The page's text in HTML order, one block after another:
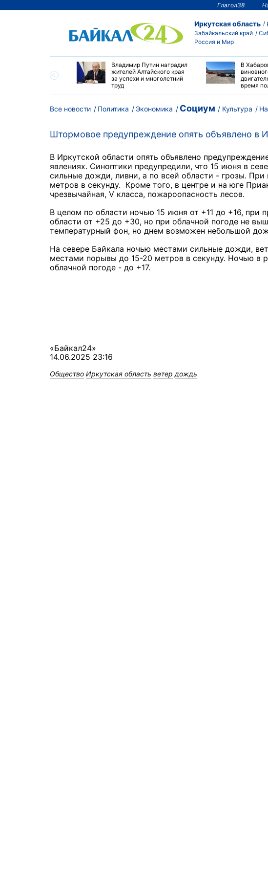
Глагол38
Иркутская область
Забайкальский край
Россия и Мир
Байкале - новая
Владимир Путин наградил
жителей Алтайского края
за успехи и многолетний
труд
В
время
Все новости Политика Экономика Социум Культура
Штормовое предупреждение опять объявлено в
В Иркутской области опять объявлено
явлениях. Синоптики предупредили, что 15 июня в
сильные дожди, ливни, а по всей области - грозы. При
метров в секунду. Кроме того, в центре и на юге
чрезвычайная, V класса, пожароопасность лесов.
В целом по области ночью 15 июня от +11 до +16, при
области от +25 до +30, но при облачной погоде не
температурный фон, но днем возможен небольшой
На севере Байкала ночью местами сильные дожди,
местами порывы до 15-20 метров в секунду. Ночью в
облачной погоде - до +17.
«Байкал24»
14.06.2025 23:16
Общество Иркутская область ветер дождь